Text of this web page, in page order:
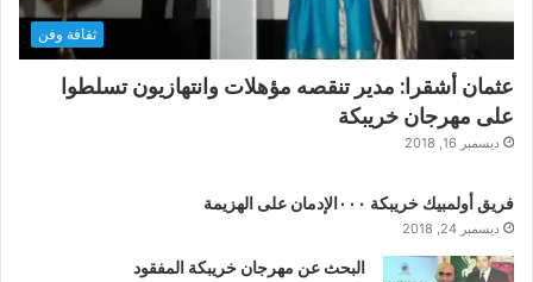
ثقافة وفن
عثمان أشقرا: مدير تنقصه مؤهلات وانتهازيون تسلطوا
على مهرجان خريبكة
ديسمبر 16, 2018
فريق أولمبيك خريبكة ٠٠٠الإدمان على الهزيمة
ديسمبر 24, 2018
البحث عن مهرجان خريبكة المفقود